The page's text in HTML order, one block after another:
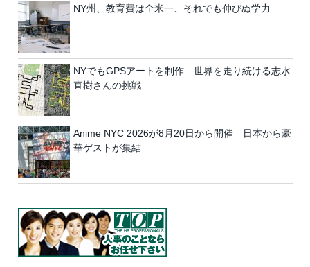
NY州、教育費は全米一、それでも伸びぬ学力
NYでもGPSアートを制作 世界を走り続ける志水
直樹さんの挑戦
Anime NYC 2026が8月20日から開催 日本から豪
華ゲストが集結